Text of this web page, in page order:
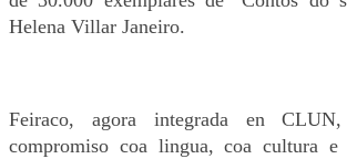
Helena Villar Janeiro.
Feiraco, agora integrada en
compromiso coa lingua, coa cultura e